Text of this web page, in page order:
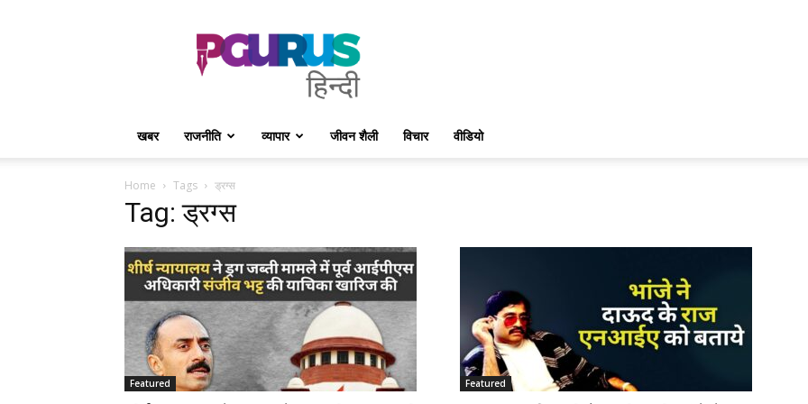
PGurus
Hindi
खबर राजनीति व्यापार जीवन शैली विचार वीडियो
Home Tags ड्रग्स
Tag: ड्रग्स
Featured Featured